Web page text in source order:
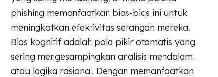
phishing memanfaatkan bias-bias ini untuk
meningkatkan efektivitas serangan mereka.
Bias kognitif adalah pola pikir otomatis yang
sering mengesampingkan analisis mendalam
atau logika rasional. Dengan memanfaatkan